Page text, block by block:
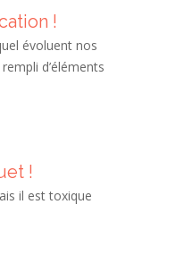
!
évoluent nos
d’éléments
!
il est toxique